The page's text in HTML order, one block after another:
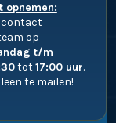
opnemen:
contact
op
t/m
tot17:00 uur.
te mailen!